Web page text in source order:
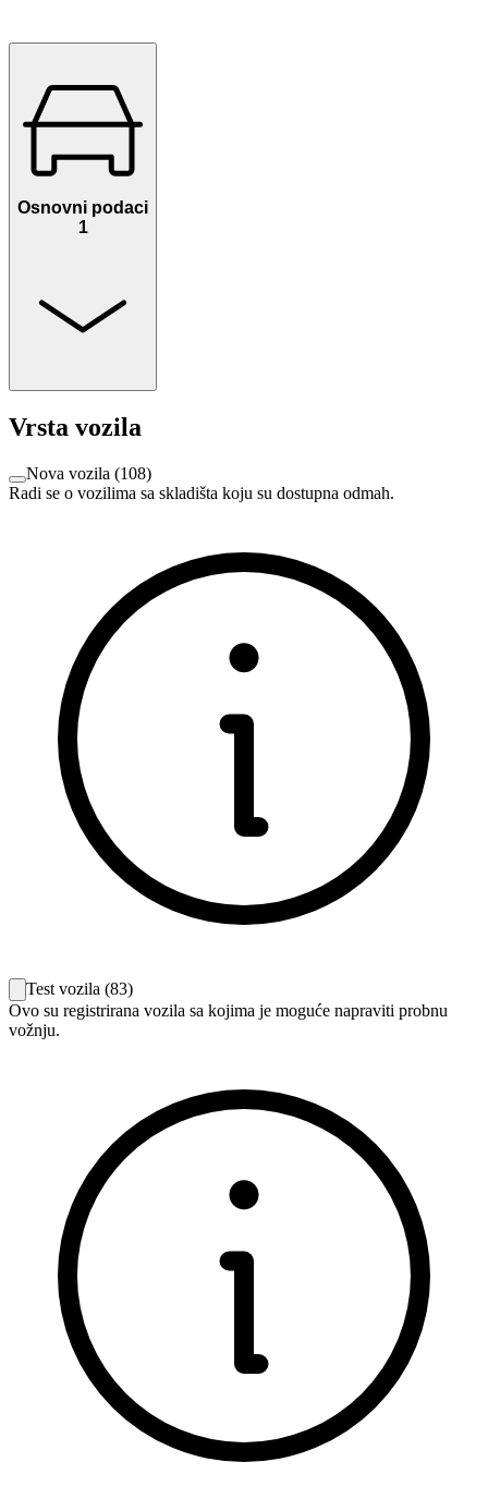
Osnovni podaci
1
Vrsta vozila
Nova vozila (108)
Radi se o vozilima sa skladišta koju su dostupna odmah.
Test vozila (83)
Ovo su registrirana vozila sa kojima je moguće napraviti probnu
vožnju.